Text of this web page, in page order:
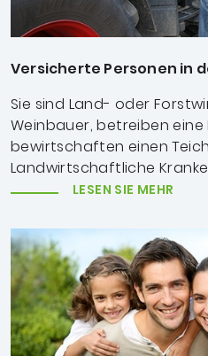
Versicherte Personen in
Sie sind Land- oder
Weinbauer, betreiben eine
bewirtschaften einen
Landwirtschaftliche
LESEN SIE MEHR